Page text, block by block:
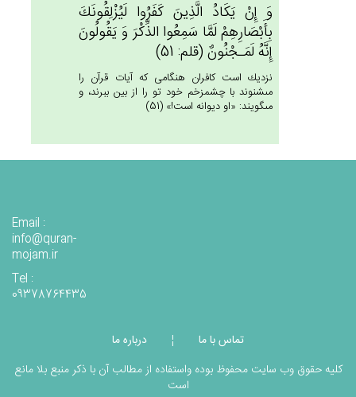
وَ إِنْ‌ يَكَادُ الَّذِين‌َ كَفَرُوا لَيُزْلِقُونَك‌َ
بِأَبْصَارِهِم‌ْ لَمَّا سَمِعُوا الذِّكْرَ وَ يَقُولُون‌َ
إِنَّه‌ُ لَمَـجْنُون‌ٌ (قلم: 51)
نزديك است كافران هنگامى كه آيات قرآن را
مى‏شنوند با چشم‏زخم خود تو را از بين ببرند، و
مى‏گويند: «او ديوانه است!» (51)
Email :
info@quran-
mojam.ir
Tel :
09378764435
تماس با ما ¦
درباره ما
کلیه حقوق وب سایت محفوظ بوده واستفاده از مطالب آن با ذکر منبع بلا مانع
است